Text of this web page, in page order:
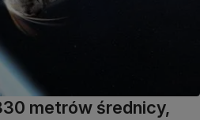
metrów średnicy,